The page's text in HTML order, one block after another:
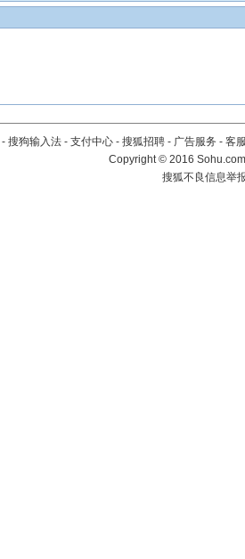
- 搜狗输入法 - 支付中心 - 搜狐招聘 - 广告服务 - 客
Copyright©2016
搜狐不良信息举